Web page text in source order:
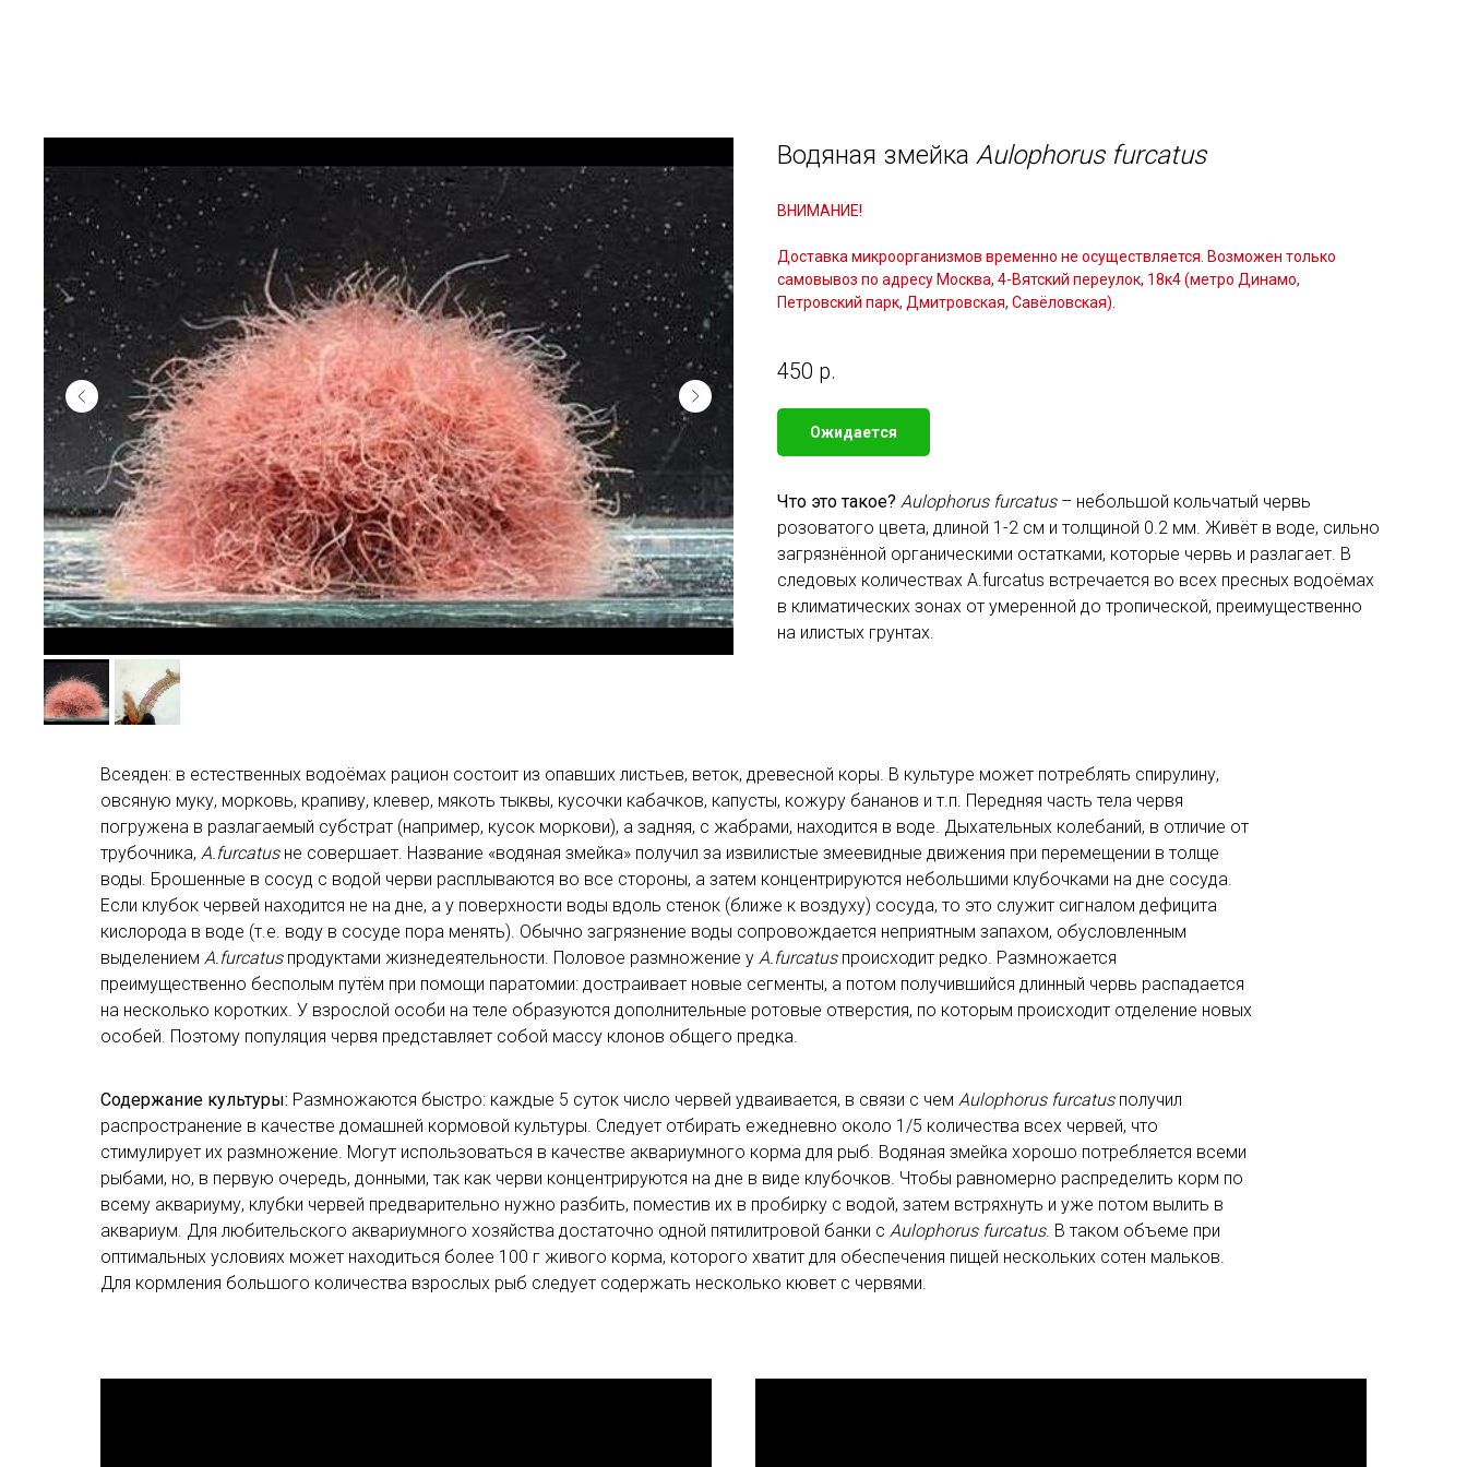
Водяная змейка Aulophorus furcatus
ВНИМАНИЕ!
Доставка микроорганизмов временно не осуществляется. Возможен только
самовывоз по адресу Москва, 4-Вятский переулок, 18к4 (метро Динамо,
Петровский парк, Дмитровская, Савёловская).
450 р.
Ожидается
Что это такое? Aulophorus furcatus– небольшой кольчатый червь
розоватого цвета, длиной 1-2 см и толщиной 0.2 мм. Живёт в воде, сильно
загрязнённой органическими остатками, которые червь и разлагает. В
следовых количествах A.furcatus встречается во всех пресных водоёмах
в климатических зонах от умеренной до тропической, преимущественно
на илистых грунтах.
Всеяден: в естественных водоёмах рацион состоит из опавших листьев, веток, древесной коры. В культуре может потреблять спирулину,
овсяную муку, морковь, крапиву, клевер, мякоть тыквы, кусочки кабачков, капусты, кожуру бананов и т.п. Передняя часть тела червя
погружена в разлагаемый субстрат (например, кусок моркови), а задняя, с жабрами, находится в воде. Дыхательных колебаний, в отличие от
трубочника, A.furcatusне совершает. Название «водяная змейка» получил за извилистые змеевидные движения при перемещении в толще
воды. Брошенные в сосуд с водой черви расплываются во все стороны, а затем концентрируются небольшими клубочками на дне сосуда.
Если клубок червей находится не на дне, а у поверхности воды вдоль стенок (ближе к воздуху) сосуда, то это служит сигналом дефицита
кислорода в воде (т.е. воду в сосуде пора менять). Обычно загрязнение воды сопровождается неприятным запахом, обусловленным
выделением A.furcatusпродуктами жизнедеятельности. Половое размножение у A.furcatusпроисходит редко. Размножается
преимущественно бесполым путём при помощи паратомии: достраивает новые сегменты, а потом получившийся длинный червь распадается
на несколько коротких. У взрослой особи на теле образуются дополнительные ротовые отверстия, по которым происходит отделение новых
особей. Поэтому популяция червя представляет собой массу клонов общего предка.
Содержание культуры: Размножаются быстро: каждые 5 суток число червей удваивается, в связи с чем Aulophorus furcatusполучил
распространение в качестве домашней кормовой культуры. Следует отбирать ежедневно около 1/5 количества всех червей, что
стимулирует их размножение. Могут использоваться в качестве аквариумного корма для рыб. Водяная змейка хорошо потребляется всеми
рыбами, но, в первую очередь, донными, так как черви концентрируются на дне в виде клубочков. Чтобы равномерно распределить корм по
всему аквариуму, клубки червей предварительно нужно разбить, поместив их в пробирку с водой, затем встряхнуть и уже потом вылить в
аквариум. Для любительского аквариумного хозяйства достаточно одной пятилитровой банки с Aulophorus furcatus. В таком объеме при
оптимальных условиях может находиться более 100 г живого корма, которого хватит для обеспечения пищей нескольких сотен мальков.
Для кормления большого количества взрослых рыб следует содержать несколько кювет с червями.